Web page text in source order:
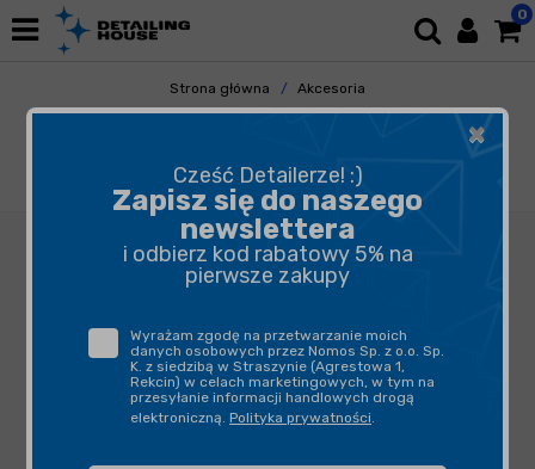
0
Strona główna
Akcesoria
Pozostałe Akcesoria
ADBL Foamer 150ml - butelka z dyszą
spieniającą
×
Cześć Detailerze! :)
Zapisz się do naszego
newslettera
i odbierz kod rabatowy 5% na
pierwsze zakupy
Wyrażam zgodę na przetwarzanie moich
danych osobowych przez Nomos Sp. z o.o. Sp.
K. z siedzibą w Straszynie (Agrestowa 1,
Rekcin) w celach marketingowych, w tym na
przesyłanie informacji handlowych drogą
elektroniczną. Polityka prywatności.